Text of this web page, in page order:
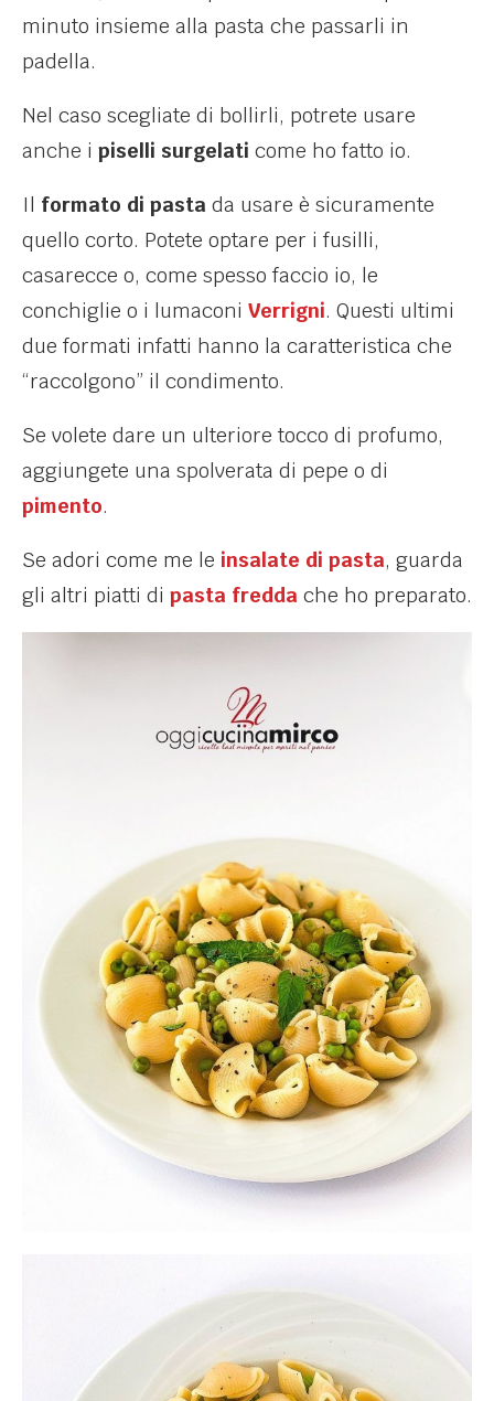
minuto insieme alla pasta che passarli in
padella.
Nel caso scegliate di bollirli, potrete usare
anche i piselli surgelati come ho fatto io.
Il formato di pasta da usare è sicuramente
quello corto. Potete optare per i fusilli,
casarecce o, come spesso faccio io, le
conchiglie o i lumaconi Verrigni. Questi ultimi
due formati infatti hanno la caratteristica che
“raccolgono” il condimento.
Se volete dare un ulteriore tocco di profumo,
aggiungete una spolverata di pepe o di
pimento.
Se adori come me le insalate di pasta, guarda
gli altri piatti di pasta fredda che ho preparato.